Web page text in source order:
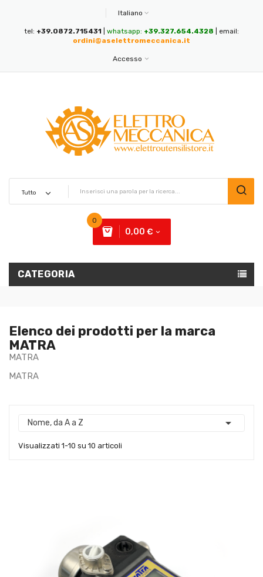
Italiano
tel: +39.0872.715431 whatsapp: +39.327.654.4328 | email:
ordini@aselettromeccanica.it
Accesso
0
0,00 €
CATEGORIA
Elenco dei prodotti per la marca
MATRA
MATRA
MATRA
Nome, da A a Z 
Visualizzati 1-10 su 10 articoli